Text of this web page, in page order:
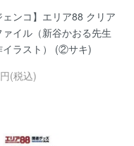
ェンコ】エリア88 クリア
ァイル（新谷かおる先生
イラスト） (②サキ)
(税込)